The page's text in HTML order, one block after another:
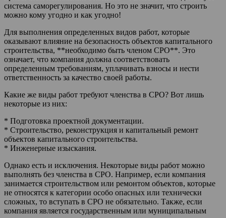
система саморегулирования. Но это не значит, что строить
можно кому угодно и как угодно!
Для выполнения определенных видов работ, которые
оказывают влияние на безопасность объектов капитального
строительства, **необходимо быть членом СРО**. Это
означает, что компания должна соответствовать
определенным требованиям, уплачивать взносы и нести
ответственность за качество своей работы.
Какие же виды работ требуют членства в СРО? Вот лишь
некоторые из них:
* Подготовка проектной документации.
* Строительство, реконструкция и капитальный ремонт
объектов капитального строительства.
* Инженерные изыскания.
Однако есть и исключения. Некоторые виды работ можно
выполнять без членства в СРО. Например, если компания
занимается строительством или ремонтом объектов, которые
не относятся к категории особо опасных или технически
сложных, то вступать в СРО не обязательно. Также, если
компания является государственным или муниципальным